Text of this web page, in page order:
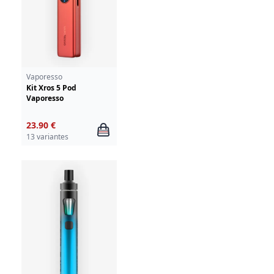
Vaporesso
Kit Xros 5 Pod
Vaporesso
23.90 €
13 variantes